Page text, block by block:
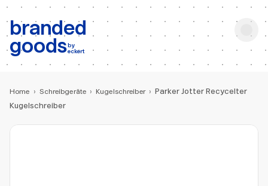
branded
goodsby
eckert
b: Produktsuche
Home › Schreibgeräte › Kugelschreiber › Parker Jotter Recycelter
Kugelschreiber